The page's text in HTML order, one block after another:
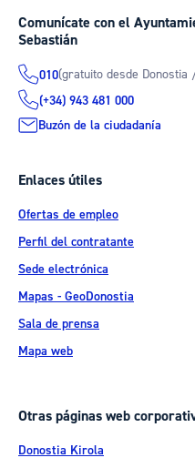
Comunícate con el
Sebastián
010(gratuito desde Donostia
(+34) 943 481 000
Buzón de la ciudadanía
Enlaces útiles
Ofertas de empleo
Perfil del contratante
Sede electrónica
Mapas - GeoDonostia
Sala de prensa
Mapa web
Otras páginas web
Donostia Kirola